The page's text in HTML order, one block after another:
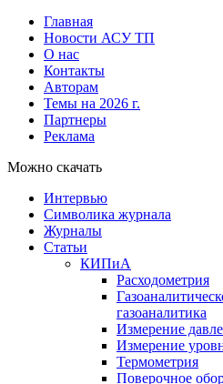
Главная
Новости АСУ ТП
О нас
Контакты
Авторам
Темы на 2026 г.
Партнеры
Реклама
Можно скачать
Интервью
Символика журнала
Журналы
Статьи
КИПиА
Расходометрия
газоаналитика
Измерение
Измерение
Термометрия
Поверочное